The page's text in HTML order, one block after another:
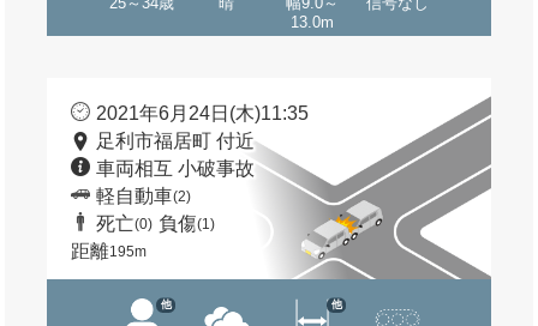
13.0m
2021年6月24日(木)11:35
足利市福居町 付近
車両相互 小破事故
軽自動車(2)
死亡(0) 負傷(1)
距離195m
他 他